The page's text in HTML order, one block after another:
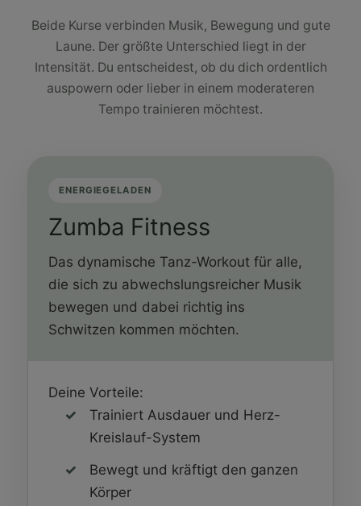
Beide Kurse verbinden Musik, Bewegung und gute
Laune. Der größte Unterschied liegt in der
Intensität. Du entscheidest, ob du dich ordentlich
auspowern oder lieber in einem moderateren
Tempo trainieren möchtest.
ENERGIEGELADEN
Zumba Fitness
Das dynamische Tanz-Workout für alle,
die sich zu abwechslungsreicher Musik
bewegen und dabei richtig ins
Schwitzen kommen möchten.
Deine Vorteile:
Trainiert Ausdauer und Herz-
Kreislauf-System
Bewegt und kräftigt den ganzen
Körper